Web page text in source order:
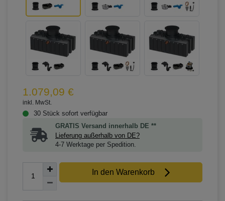
1.079,09 €
inkl. MwSt.
30 Stück sofort verfügbar
GRATIS Versand innerhalb DE **
Lieferung außerhalb von DE?
4-7 Werktage per Spedition.
In den Warenkorb